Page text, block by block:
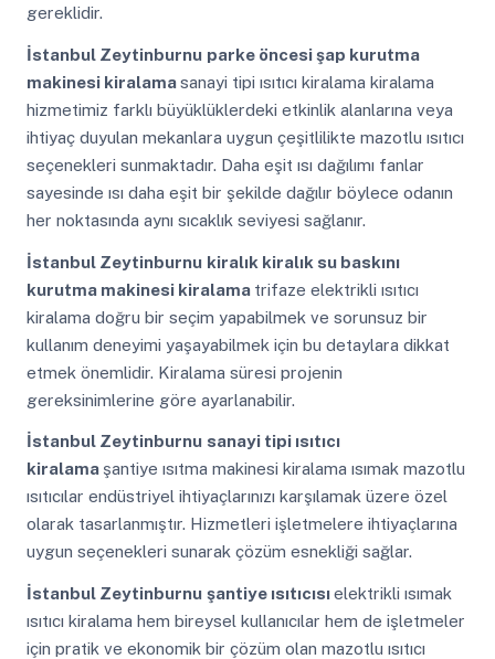
gereklidir.
İstanbul Zeytinburnu parke öncesi şap kurutma
makinesi kiralamasanayi tipi ısıtıcı kiralama kiralama
hizmetimiz farklı büyüklüklerdeki etkinlik alanlarına veya
ihtiyaç duyulan mekanlara uygun çeşitlilikte mazotlu ısıtıcı
seçenekleri sunmaktadır. Daha eşit ısı dağılımı fanlar
sayesinde ısı daha eşit bir şekilde dağılır böylece odanın
her noktasında aynı sıcaklık seviyesi sağlanır.
İstanbul Zeytinburnu kiralık kiralık su baskını
kurutma makinesi kiralama trifaze elektrikli ısıtıcı
kiralama doğru bir seçim yapabilmek ve sorunsuz bir
kullanım deneyimi yaşayabilmek için bu detaylara dikkat
etmek önemlidir. Kiralama süresi projenin
gereksinimlerine göre ayarlanabilir.
İstanbul Zeytinburnu sanayi tipi ısıtıcı
kiralama şantiye ısıtma makinesi kiralama ısımak mazotlu
ısıtıcılar endüstriyel ihtiyaçlarınızı karşılamak üzere özel
olarak tasarlanmıştır. Hizmetleri işletmelere ihtiyaçlarına
uygun seçenekleri sunarak çözüm esnekliği sağlar.
İstanbul Zeytinburnu şantiye ısıtıcısıelektrikli ısımak
ısıtıcı kiralama hem bireysel kullanıcılar hem de işletmeler
için pratik ve ekonomik bir çözüm olan mazotlu ısıtıcı